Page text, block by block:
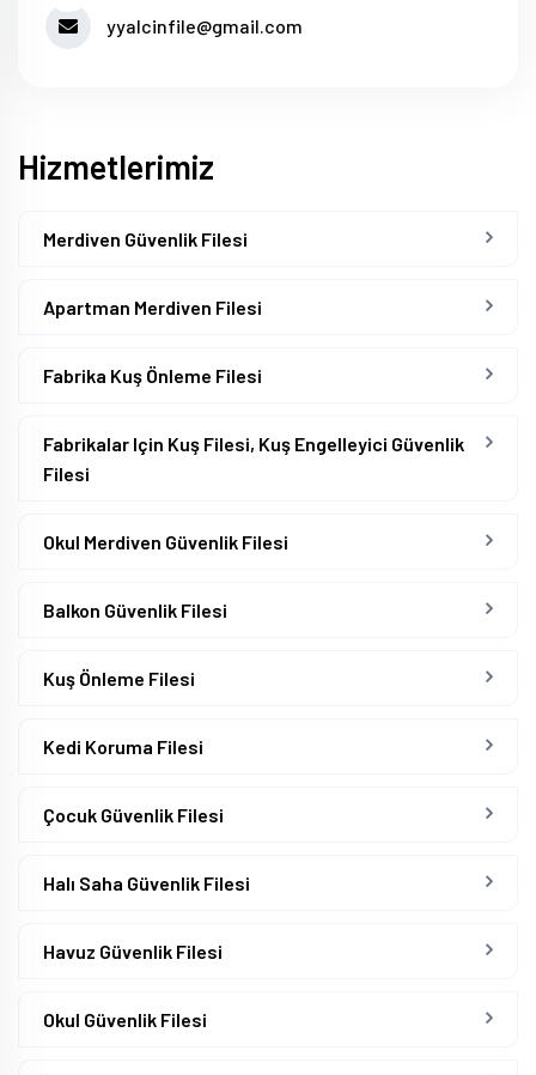
yyalcinfile@gmail.com
Hizmetlerimiz
Merdiven Güvenlik Filesi
Apartman Merdiven Filesi
Fabrika Kuş Önleme Filesi
Fabrikalar Için Kuş Filesi, Kuş Engelleyici Güvenlik
Filesi
Okul Merdiven Güvenlik Filesi
Balkon Güvenlik Filesi
Kuş Önleme Filesi
Kedi Koruma Filesi
Çocuk Güvenlik Filesi
Halı Saha Güvenlik Filesi
Havuz Güvenlik Filesi
Okul Güvenlik Filesi